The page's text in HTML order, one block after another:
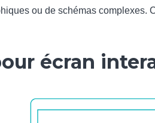
ou de schémas complexes.
écran